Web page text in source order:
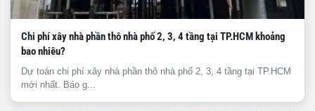
Chi phí xây nhà phần thô nhà phố 2, 3, 4 tầng tại TP.HCM khoảng
bao nhiêu?
Dự toán chi phí xây nhà phần thô nhà phố 2, 3, 4 tầng tại TP.HCM
mới nhất. Báo g...